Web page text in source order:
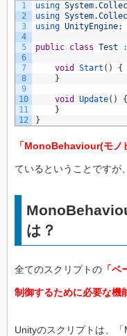
1
2
3
4
5
6
7
8
9
10
11
12
using System.
using System.
using UnityEngine;
public class Test :
void Start ( )
{
}
void Update( )
{
}
}
「MonoBehaviour(モノ
ているということですが
は？
全てのスクリプトの 「ベ
制御するために必要な機
Unityのスクリプトは、